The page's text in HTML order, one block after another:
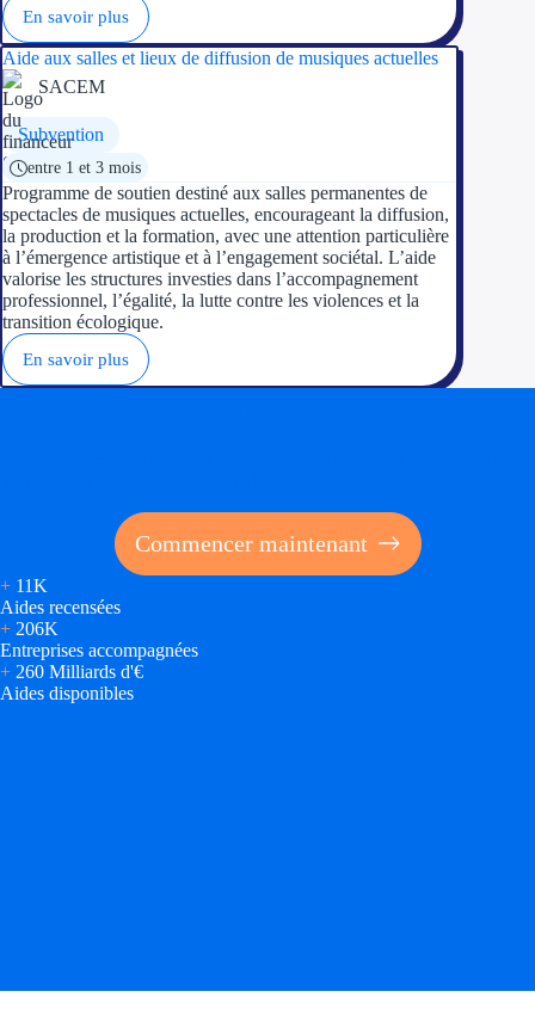
En savoir plus
Aide aux salles et lieux de diffusion de musiques actuelles
SACEM
Subvention
entre 1 et 3 mois
Programme de soutien destiné aux salles permanentes de
spectacles de musiques actuelles, encourageant la diffusion,
la production et la formation, avec une attention particulière
à l’émergence artistique et à l’engagement sociétal. L’aide
valorise les structures investies dans l’accompagnement
professionnel, l’égalité, la lutte contre les violences et la
transition écologique.
En savoir plus
Commencer maintenant
+ 11K
Aides recensées
+ 206K
Entreprises accompagnées
+ 260 Milliards d'€
Aides disponibles